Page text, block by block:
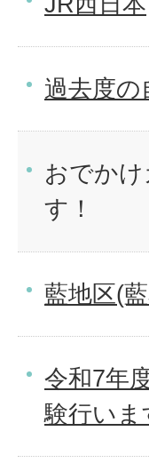
過去度
おでか
す！
藍地区(
令和7年
験行いま